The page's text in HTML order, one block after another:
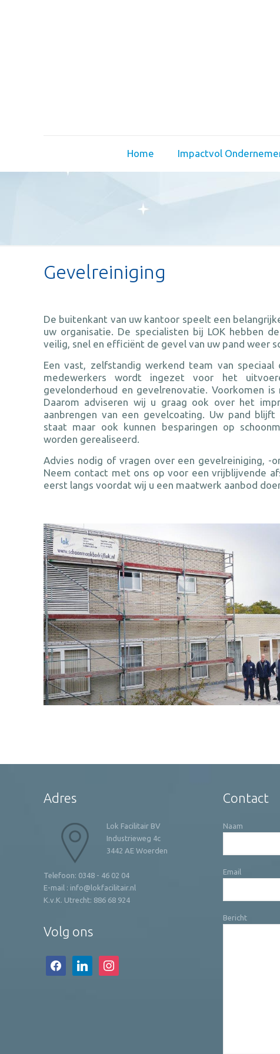
Home Impactvol
Gevelreiniging
De buitenkant van uw kantoor speelt een
uw organisatie. De specialisten bij LOK hebben
veilig, snel en efficiënt de gevel van uw pand weer
Een vast, zelfstandig werkend team van
medewerkers wordt ingezet voor het
gevelonderhoud en gevelrenovatie. Voorkomen
Daarom adviseren wij u graag ook over het
aanbrengen van een gevelcoating. Uw pand
staat maar ook kunnen besparingen op
worden gerealiseerd.
Advies nodig of vragen over een gevelreiniging, -
Neem contact met ons op voor een vrijblijvende
eerst langs voordat wij u een maatwerk aanbod
Adres
Lok Facilitair BV
Industrieweg 4c
3442 AE Woerden
Telefoon: 0348 - 46 02 04
E-mail : info@lokfacilitair.nl
K.v.K. Utrecht: 886 68 924
Volg ons
facebooklinkedin instagram
Contact
Naam
Email
Bericht